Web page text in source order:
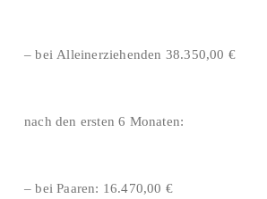
– bei Alleinerziehenden 38.350,00 €
nach den ersten 6 Monaten:
– bei Paaren: 16.470,00 €